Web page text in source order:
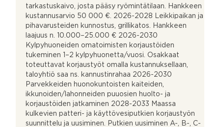
tarkastuskaivo, josta pääsy ryömintätilaan. Hankkeen
kustannusarvio 50 000 €. 2026-2028 Leikkipaikan ja
pihavarusteiden kunnostus, grillikatos. Hankkeen
laajuus n. 10.000–25.000 € 2026-2030
Kylpyhuoneiden omatoimisten korjaustöiden
tukeminen 1–2 kylpyhuonetta/vuosi. Osakkaat
toteuttavat korjaustyöt omalla kustannuksellaan,
taloyhtiö saa ns. kannustinrahaa 2026-2030
Parvekkeiden huonokuntoisten kaiteiden,
ikkunoiden/lahonneiden puuosien huolto- ja
korjaustöiden jatkaminen 2028-2033 Maassa
kulkevien patteri- ja käyttövesiputkien korjaustyön
suunnittelu ja uusiminen. Putkien uusiminen A-, B-, C-